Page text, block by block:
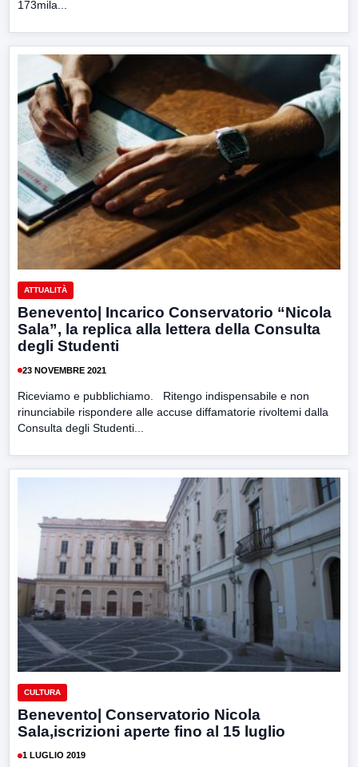
173mila...
ATTUALITÀ
Benevento| Incarico Conservatorio “Nicola
Sala”, la replica alla lettera della Consulta
degli Studenti
23 NOVEMBRE 2021
Riceviamo e pubblichiamo. Ritengo indispensabile e non
rinunciabile rispondere alle accuse diffamatorie rivoltemi dalla
Consulta degli Studenti...
CULTURA
Benevento| Conservatorio Nicola
Sala,iscrizioni aperte fino al 15 luglio
1 LUGLIO 2019